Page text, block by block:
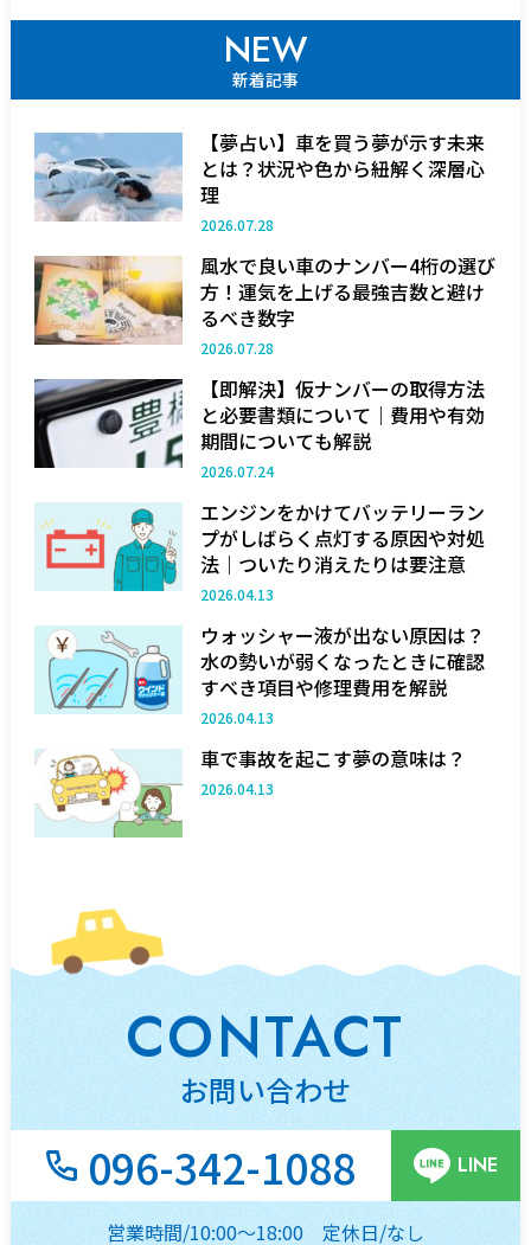
NEW
新着記事
【夢占い】車を買う夢が示す未来
とは？状況や色から紐解く深層心
理
2026.07.28
風水で良い車のナンバー4桁の選び
方！運気を上げる最強吉数と避け
るべき数字
2026.07.28
【即解決】仮ナンバーの取得方法
と必要書類について｜費用や有効
期間についても解説
2026.07.24
エンジンをかけてバッテリーラン
プがしばらく点灯する原因や対処
法｜ついたり消えたりは要注意
2026.04.13
ウォッシャー液が出ない原因は？
水の勢いが弱くなったときに確認
すべき項目や修理費用を解説
2026.04.13
車で事故を起こす夢の意味は？
2026.04.13
CONTACT
お問い合わせ
096-342-1088 LINE
営業時間/10:00～18:00定休日/なし